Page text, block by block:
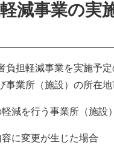
減事業の実
負担軽減事業を実施予
業所（施設）の所在地
減を行う事業所（施設
に変更が生じた場合